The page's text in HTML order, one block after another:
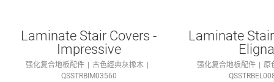
Laminate Stair Covers -
Impressive
强化复合地板配件
古色經典灰橡木
QSSTRBIM03560
Laminate
Eligna
强化复合地板配件
原